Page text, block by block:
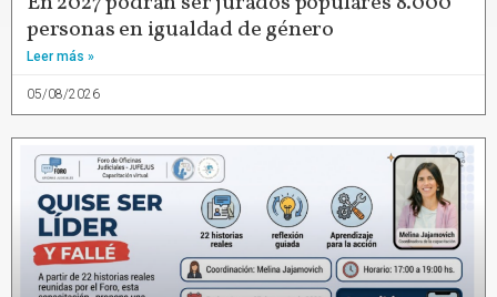
personas en igualdad de género
Leer más »
05/08/2026